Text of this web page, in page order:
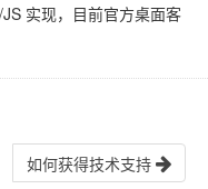
实现，目前官方桌面客
如何获得技术支持